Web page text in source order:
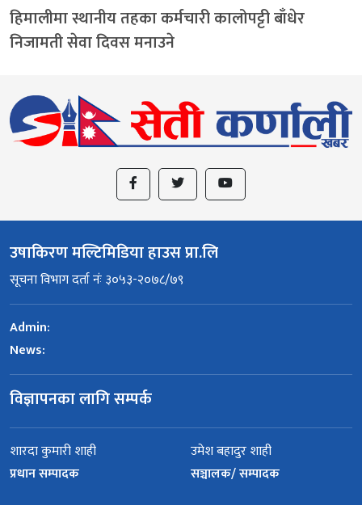
हिमालीमा स्थानीय तहका कर्मचारी कालोपट्टी बाँधेर
निजामती सेवा दिवस मनाउने
उषाकिरण मल्टिमिडिया हाउस प्रा.लि
सूचना विभाग दर्ता नंः ३०५३-२०७८/७९
Admin:
News:
विज्ञापनका लागि सम्पर्क
शारदा कुमारी शाही
प्रधान सम्पादक
उमेश बहादुर शाही
सञ्चालक/ सम्पादक